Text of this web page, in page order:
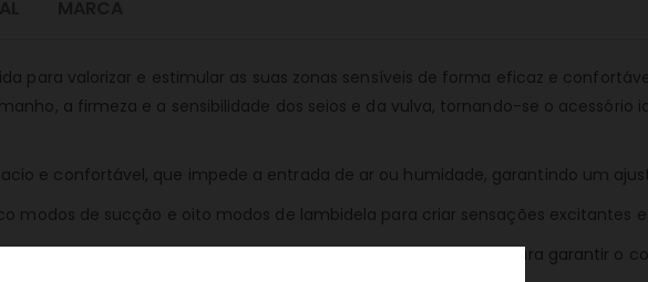
para valorizar e estimular as suas zonas sensíveis de forma eficaz e
a firmeza e a sensibilidade dos seios e da vulva, tornando-se o acessório
e confortável, que impede a entrada de ar ou humidade, garantindo um
modos de sucção e oito modos de lambidela para criar sensações excitantes e
deve ser utilizada por um período máximo de 20 a 30 minutos para garantir o